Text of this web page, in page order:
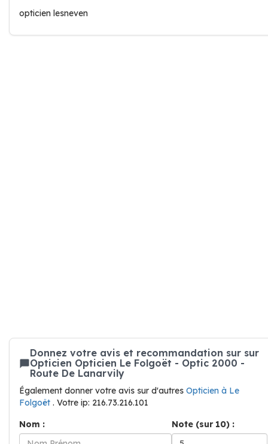
opticien lesneven
Donnez votre avis et recommandation sur sur
Opticien Opticien Le Folgoët - Optic 2000 -
Route De Lanarvily
Également donner votre avis sur d'autres Opticien à Le
Folgoët . Votre ip: 216.73.216.101
Nom :
Note (sur 10) :